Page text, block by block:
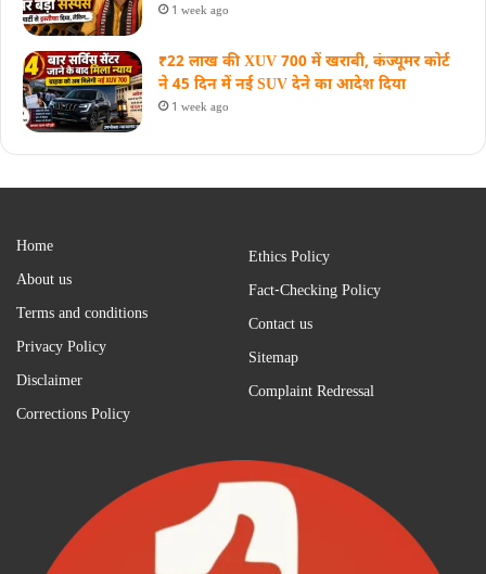
1 week ago
₹22 लाख की XUV 700 में खराबी, कंज्यूमर कोर्ट
ने 45 दिन में नई SUV देने का आदेश दिया
1 week ago
Home
About us
Terms and conditions
Privacy Policy
Disclaimer
Corrections Policy
Ethics Policy
Fact-Checking Policy
Contact us
Sitemap
Complaint Redressal